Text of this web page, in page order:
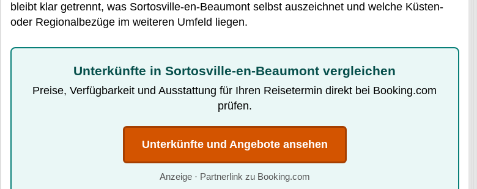
bleibt klar getrennt, was Sortosville-en-Beaumont selbst auszeichnet und welche Küsten-
oder Regionalbezüge im weiteren Umfeld liegen.
Unterkünfte in Sortosville-en-Beaumont vergleichen
Preise, Verfügbarkeit und Ausstattung für Ihren Reisetermin direkt bei Booking.com
prüfen.
Unterkünfte und Angebote ansehen
Anzeige · Partnerlink zu Booking.com